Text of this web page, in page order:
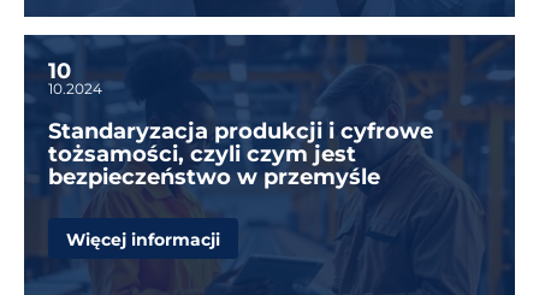
10
10.2024
Standaryzacja produkcji i cyfrowe
tożsamości, czyli czym jest
bezpieczeństwo w przemyśle
Więcej informacji